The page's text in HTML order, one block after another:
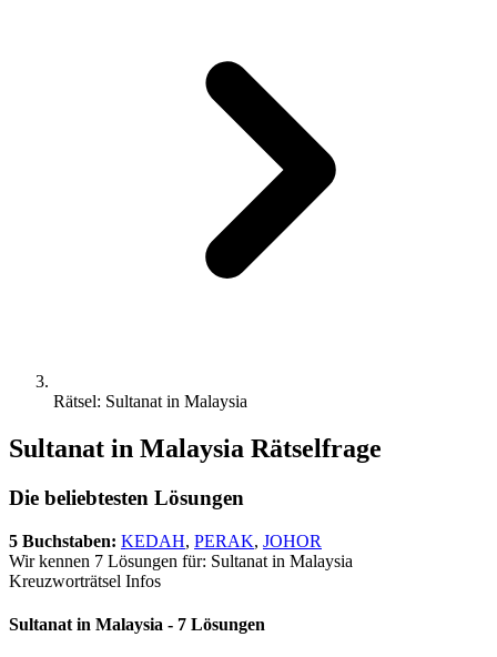
Rätsel: Sultanat in Malaysia
Sultanat in Malaysia Rätselfrage
Die beliebtesten Lösungen
5 Buchstaben: KEDAH, PERAK, JOHOR
Wir kennen 7 Lösungen für: Sultanat in Malaysia
Kreuzworträtsel Infos
Sultanat in Malaysia - 7 Lösungen